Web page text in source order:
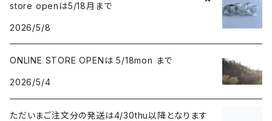
store openは5/18月まで
2026/5/8
ONLINE STORE OPENは 5/18mon まで
2026/5/4
ただいまご注文分の発送は4/30thu以降となります